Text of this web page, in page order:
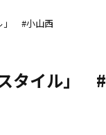
」 #小山西
タイル」